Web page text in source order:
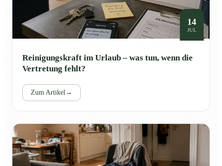
14
JUL
Reinigungskraft im Urlaub – was tun, wenn die
Vertretung fehlt?
Zum Artikel→